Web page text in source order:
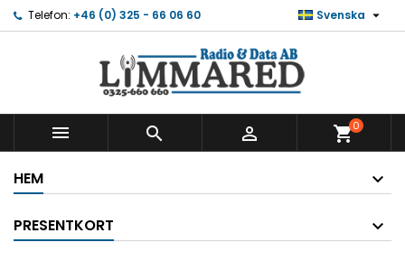
Telefon: +46 (0) 325 - 66 06 60 Svenska 
   shopping_cart0
HEM
PRESENTKORT